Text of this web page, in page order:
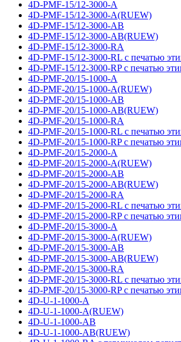
4D-PMF-15/12-3000-A
4D-PMF-15/12-3000-A(RUEW)
4D-PMF-15/12-3000-AB
4D-PMF-15/12-3000-AB(RUEW)
4D-PMF-15/12-3000-RA
4D-PMF-15/12-3000-RL с печатью
4D-PMF-15/12-3000-RP с печатью
4D-PMF-20/15-1000-A
4D-PMF-20/15-1000-A(RUEW)
4D-PMF-20/15-1000-AB
4D-PMF-20/15-1000-AB(RUEW)
4D-PMF-20/15-1000-RA
4D-PMF-20/15-1000-RL с печатью
4D-PMF-20/15-1000-RP с печатью
4D-PMF-20/15-2000-A
4D-PMF-20/15-2000-A(RUEW)
4D-PMF-20/15-2000-AB
4D-PMF-20/15-2000-AB(RUEW)
4D-PMF-20/15-2000-RA
4D-PMF-20/15-2000-RL с печатью
4D-PMF-20/15-2000-RP с печатью
4D-PMF-20/15-3000-A
4D-PMF-20/15-3000-A(RUEW)
4D-PMF-20/15-3000-AB
4D-PMF-20/15-3000-AB(RUEW)
4D-PMF-20/15-3000-RA
4D-PMF-20/15-3000-RL с печатью
4D-PMF-20/15-3000-RP с печатью
4D-U-1-1000-A
4D-U-1-1000-A(RUEW)
4D-U-1-1000-AB
4D-U-1-1000-AB(RUEW)